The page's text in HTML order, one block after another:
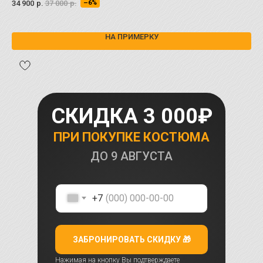
34 900 р. 37 000 р. –6%
НА ПРИМЕРКУ
ПРИ ПОКУПКЕ КОСТЮМА
СКИДКА 3 000₽
ДО 9 АВГУСТА
+7
ЗАБРОНИРОВАТЬ СКИДКУ 🎁
Нажимая на кнопку Вы подтверждаете